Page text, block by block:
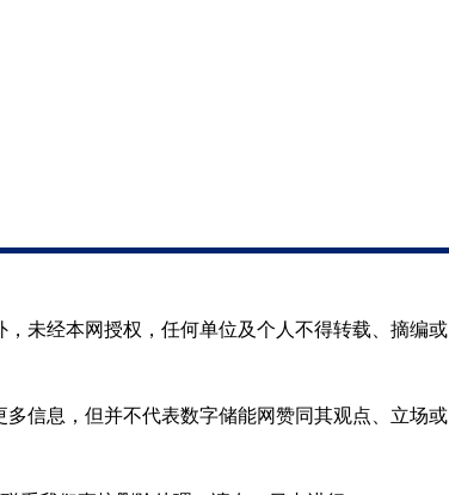
未经本网授权，任何单位及个人不得转载、摘编或
信息，但并不代表数字储能网赞同其观点、立场或